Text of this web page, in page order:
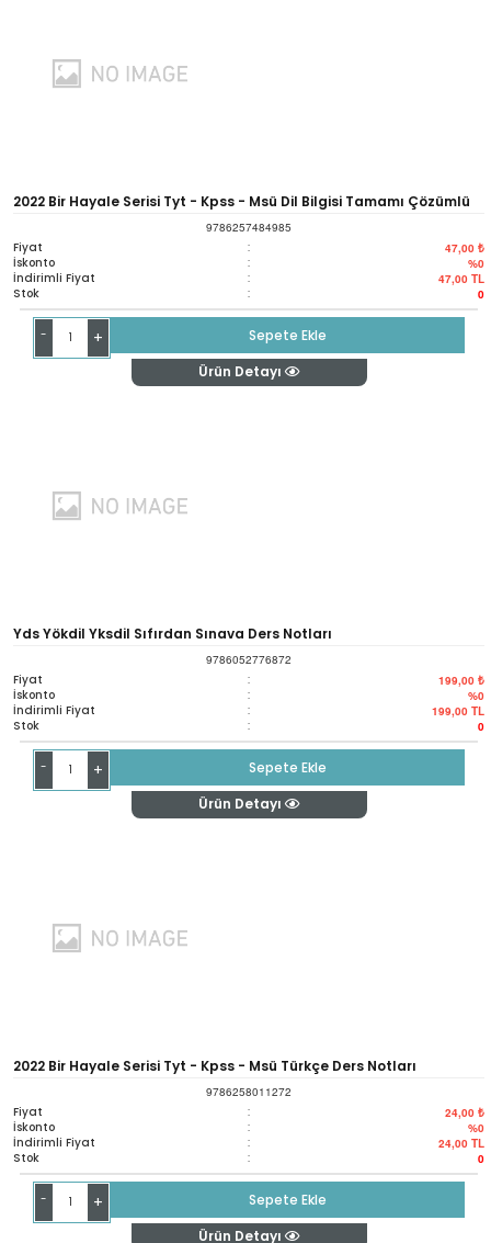
2022 Bir Hayale Serisi Tyt - Kpss - Msü Dil Bilgisi Tamamı Çözümlü
Soru Bankası
9786257484985
Fiyat : 47,00 ₺
İskonto : %0
İndirimli Fiyat : 47,00 TL
Stok : 0
- +
Sepete Ekle
Ürün Detayı
Yds Yökdil Yksdil Sıfırdan Sınava Ders Notları
9786052776872
Fiyat : 199,00 ₺
İskonto : %0
İndirimli Fiyat : 199,00 TL
Stok : 0
- +
Sepete Ekle
Ürün Detayı
2022 Bir Hayale Serisi Tyt - Kpss - Msü Türkçe Ders Notları
9786258011272
Fiyat : 24,00 ₺
İskonto : %0
İndirimli Fiyat : 24,00 TL
Stok : 0
- +
Sepete Ekle
Ürün Detayı